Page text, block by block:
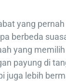
yang
berbeda
yang
payung di
juga lebih